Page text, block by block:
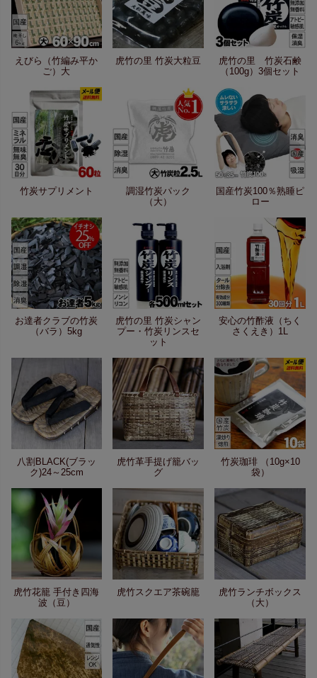
えびら（竹編み平か
ご）大
虎竹の里 竹炭大粒豆
虎竹の里 竹炭石鹸
（100g）3個セット
竹炭サプリメント
調湿竹炭パック
（大）
国産竹炭100％熟睡ピ
ロー
お達者クラブの竹炭
（バラ）5kg
虎竹の里 竹炭シャン
プー・竹炭リンスセ
ット
安心の竹酢液（ちく
さくえき）1L
八割BLACK(ブラッ
ク)24～25cm
虎竹革手提げ籠バッ
グ
竹炭珈琲 （10g×10
袋）
虎竹花籠 手付き四海
波（豆）
虎竹スクエア茶碗籠
虎竹ランチボックス
（大）